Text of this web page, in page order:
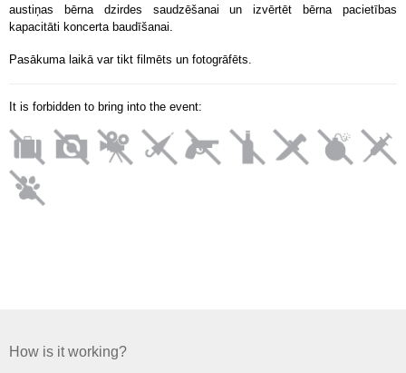
austiņas bērna dzirdes saudzēšanai un izvērtēt bērna pacietības
kapacitāti koncerta baudīšanai.
Pasākuma laikā var tikt filmēts un fotogrāfēts.
It is forbidden to bring into the event:
How is it working?